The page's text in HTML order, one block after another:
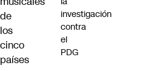
de
los
cinco
países
investigación
contra
el
PDG